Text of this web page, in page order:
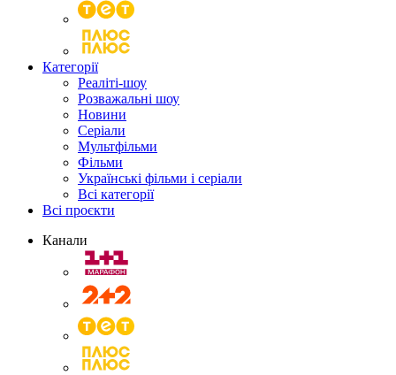
Категорії
Реаліті-шоу
Розважальні шоу
Новини
Серіали
Мультфільми
Фільми
Українські фільми і серіали
Всі категорії
Всі проєкти
Канали